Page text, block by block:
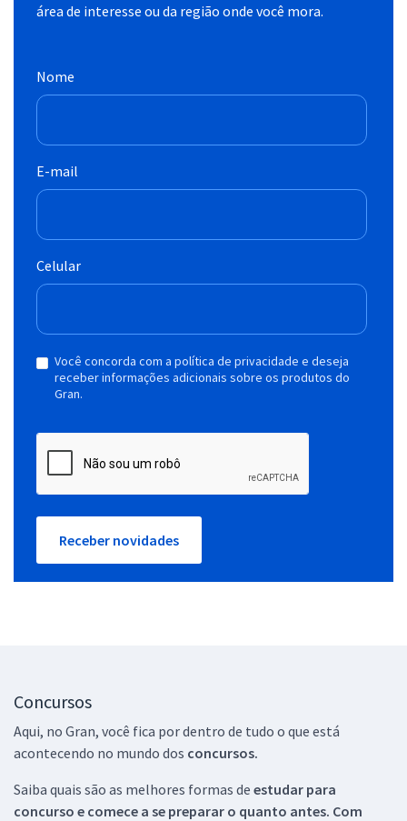
área de interesse ou da região onde você mora.
Nome
E-mail
Celular
Você concorda com a política de privacidade e deseja
receber informações adicionais sobre os produtos do
Gran.
Receber novidades
Concursos
Aqui, no Gran, você fica por dentro de tudo o que está
acontecendo no mundo dos concursos.
Saiba quais são as melhores formas de estudar para
concurso e comece a se preparar o quanto antes. Com